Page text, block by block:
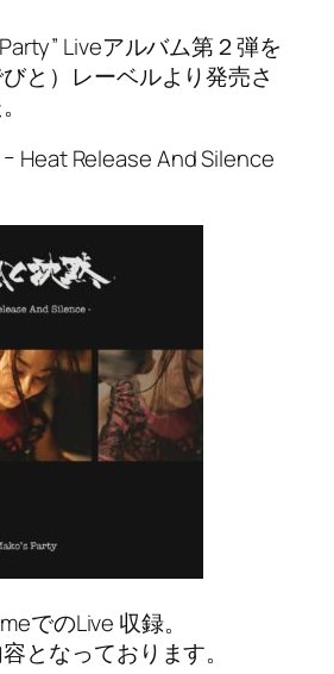
Liveアルバム第２弾を
と）レーベルより発売さ
Heat Release And Silence
でのLive 収録。
となっております。